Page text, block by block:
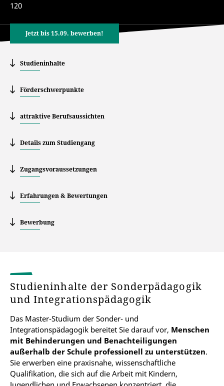
120
Jetzt bis 15.09. bewerben!
Studieninhalte
Förderschwerpunkte
attraktive Berufsaussichten
Details zum Studiengang
Zugangsvoraussetzungen
Erfahrungen & Bewertungen
Bewerbung
Studieninhalte der Sonderpädagogik
und Integrationspädagogik
Das Master-Studium der Sonder- und
Integrationspädagogik bereitet Sie darauf vor, Menschen
mit Behinderungen und Benachteiligungen
außerhalb der Schule professionell zu unterstützen.
Sie erwerben eine praxisnahe, wissenschaftliche
Qualifikation, die sich auf die Arbeit mit Kindern,